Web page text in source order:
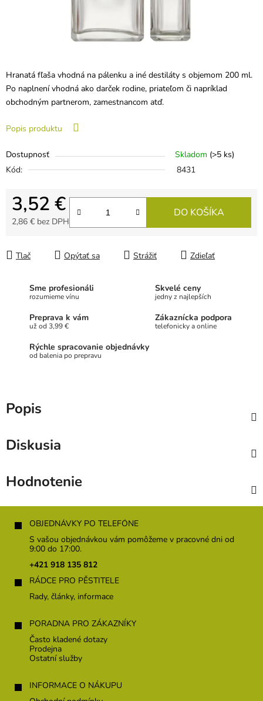
Hranatá fľaša vhodná na pálenku a iné destiláty s objemom 200 ml.
Po naplnení vhodná ako darček rodine, priateľom či napríklad
obchodným partnerom, zamestnancom atď.
Popis produktu
Dostupnosť Skladom (>5 ks)
Kód:
8431
3,52 €
2,86 € bez DPH
DO KOŠÍKA
Tlač Opýtať sa Strážiť Zdieľať
Sme profesionáli
rozumieme vínu
Skvelé ceny
jedny z najlepších
Preprava k vám
už od 3,99 €
Zákaznícka podpora
telefonicky a online
Rýchle spracovanie objednávky
od balenia po prepravu
Popis
Diskusia
Hodnotenie
Z
OBJEDNÁVKY PO TELEFÓNE
S vašou objednávkou vám pomôžeme v pracovné dni od
9:00 do 17:00.
+421 918 135 812
RÁDCE PRO PĚSTITELE
Rady, články, informace
PORADNA PRO ZÁKAZNÍKY
Často kladené dotazy
Prodejna
Ostatní služby
INFORMACE O NÁKUPU